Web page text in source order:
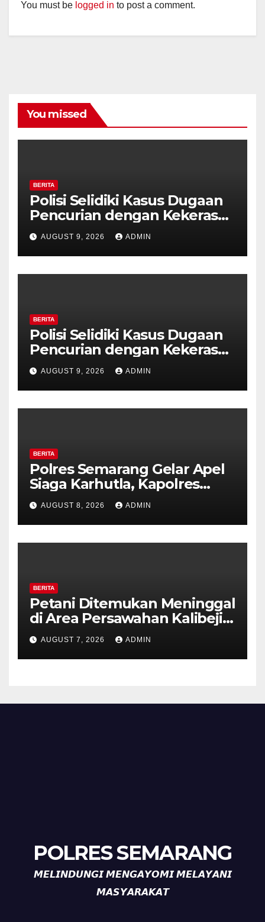
You must be logged in to post a comment.
You missed
BERITA
Polisi Selidiki Kasus Dugaan
Pencurian dengan Kekerasan
di Counter HP Royal Phone
Ambarawa.
AUGUST 9, 2026 ADMIN
BERITA
Polisi Selidiki Kasus Dugaan
Pencurian dengan Kekerasan
di Counter HP Royal Phone
Ambarawa.
AUGUST 9, 2026 ADMIN
BERITA
Polres Semarang Gelar Apel
Siaga Karhutla, Kapolres
Tekankan Sinergi dan
Kesiapsiagaan Hadapi Musim
Kemarau.
AUGUST 8, 2026 ADMIN
BERITA
Petani Ditemukan Meninggal
di Area Persawahan Kalibeji,
Polisi Pastikan Tidak Ada
Tanda Kekerasan
AUGUST 7, 2026 ADMIN
POLRES SEMARANG
𝙈𝙀𝙇𝙄𝙉𝘿𝙐𝙉𝙂𝙄 𝙈𝙀𝙉𝙂𝘼𝙔𝙊𝙈𝙄 𝙈𝙀𝙇𝘼𝙔𝘼𝙉𝙄
𝙈𝘼𝙎𝙔𝘼𝙍𝘼𝙆𝘼𝙏